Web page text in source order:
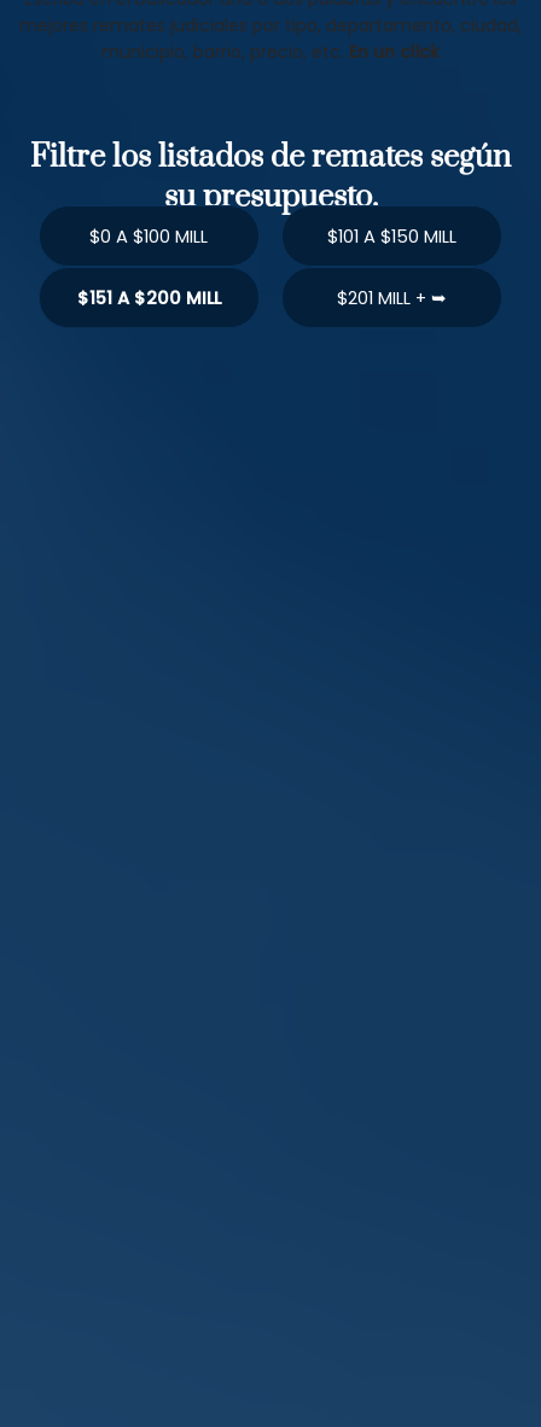
mejores remates judiciales por tipo, departamento, ciudad,
municipio, barrio, precio, etc. En un click
Filtre los listados de remates según
su presupuesto.
$0 A $100 MILL $101 A $150 MILL
$151 A $200 MILL $201 MILL + ➥